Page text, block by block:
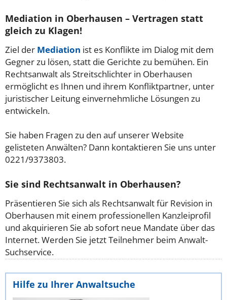
Mediation in Oberhausen – Vertragen statt
gleich zu Klagen!
Ziel der Mediation ist es Konflikte im Dialog mit dem
Gegner zu lösen, statt die Gerichte zu bemühen. Ein
Rechtsanwalt als Streitschlichter in Oberhausen
ermöglicht es Ihnen und ihrem Konfliktpartner, unter
juristischer Leitung einvernehmliche Lösungen zu
entwickeln.
Sie haben Fragen zu den auf unserer Website
gelisteten Anwälten? Dann kontaktieren Sie uns unter
0221/9373803.
Sie sind Rechtsanwalt in Oberhausen?
Präsentieren Sie sich als Rechtsanwalt für Revision in
Oberhausen mit einem professionellen Kanzleiprofil
und akquirieren Sie ab sofort neue Mandate über das
Internet. Werden Sie jetzt Teilnehmer beim Anwalt-
Suchservice.
Hilfe zu Ihrer Anwaltsuche